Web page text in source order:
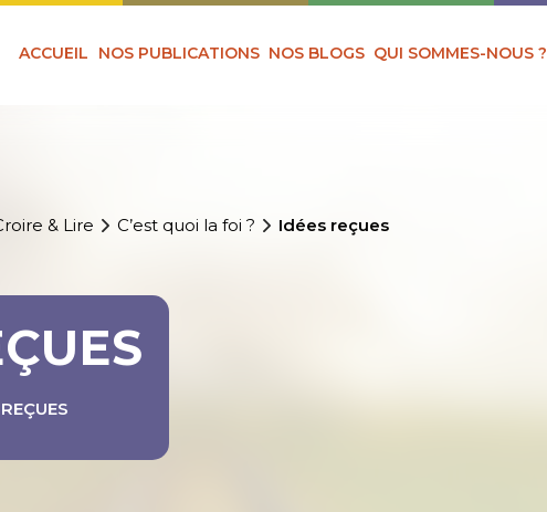
ACCUEIL NOS PUBLICATIONS NOS BLOGS QUI SOMMES-NOUS ?
& Lire C’est quoi la foi ? Idées reçues